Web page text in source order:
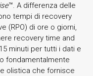
™. A differenza delle
tempi di recovery
(RPO) di ore o giorni,
recovery time and
minuti per tutti i dati e
fondamentalmente
olistica che fornisce